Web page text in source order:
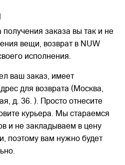
заказа вы так и не
вещи, возврат в NUW
исполнения.
ваш заказ, имеет
для возврата (Москва,
д. 36. ). Просто отнесите
курьера. Мы стараемся
и не закладываем в цену
поэтому вам нужно будет